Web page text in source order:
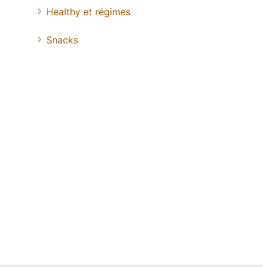
Healthy et régimes
Snacks